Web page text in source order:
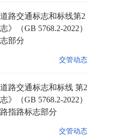
路交通标志和标线第2
》（GB 5768.2-2022）
部分
交管动态
路交通标志和标线 第2
》（GB 5768.2-2022）
指路标志部分
交管动态